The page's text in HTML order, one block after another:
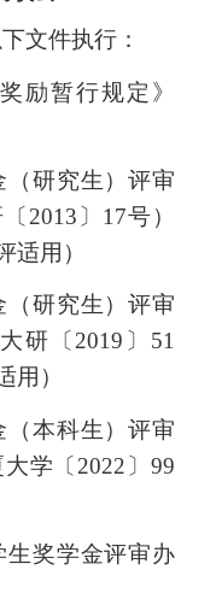
文件执行：
励暂行规定》
（研究生）评审
2013〕17号）
适用）
（研究生）评审
研〔2019〕51
用）
（本科生）评审
学〔2022〕99
生奖学金评审办